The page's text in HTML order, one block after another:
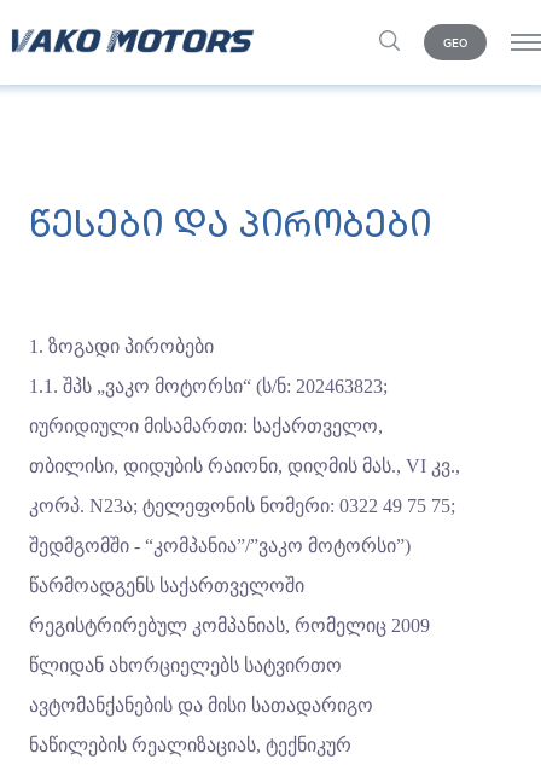
GEO
წესები და პირობები
1. ზოგადი პირობები
1.1. შპს „ვაკო მოტორსი“ (ს/ნ: 202463823;
იურიდიული მისამართი: საქართველო,
თბილისი, დიდუბის რაიონი, დიღმის მას., VI კვ.,
კორპ. N23ა; ტელეფონის ნომერი: 0322 49 75 75;
შედმგომში - “კომპანია”/”ვაკო მოტორსი”)
წარმოადგენს საქართველოში
რეგისტრირებულ კომპანიას, რომელიც 2009
წლიდან ახორციელებს სატვირთო
ავტომანქანების და მისი სათადარიგო
ნაწილების რეალიზაციას, ტექნიკურ